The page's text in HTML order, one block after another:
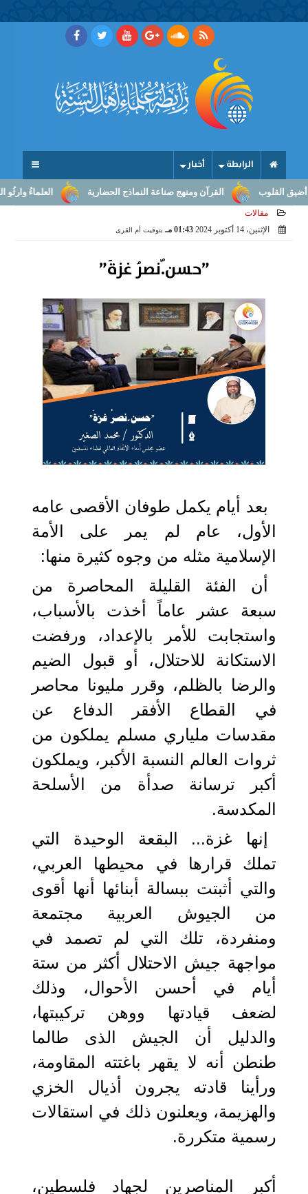
الرابطة أخبار
العلماءُ وارثُو النبوّة: القرآن ومنهج صناعة النماذج الحضارية
مقالات
الإثنين، 14 أكتوبر 2024
01:43 مـ بتوقيت أم القرى
”حسن.ٌنصرُ غزةَ”
بعد أيام يكمل طوفان الأقصى عامه
الأول، عام لم يمر على الأمة
الإسلامية مثله من وجوه كثيرة منها:
أن الفئة القليلة المحاصرة من
سبعة عشر عاماً أخذت بالأسباب،
واستجابت للأمر بالإعداد، ورفضت
الاستكانة للاحتلال، أو قبول الضيم
والرضا بالظلم، وقرر مليونا محاصر
في القطاع الأفقر الدفاع عن
مقدسات ملياري مسلم يملكون من
ثروات العالم النسبة الأكبر، ويملكون
أكبر ترسانة صدأة من الأسلحة
المكدسة.
إنها غزة... البقعة الوحيدة التي
تملك قرارها في محيطها العربي،
والتي أثبتت ببسالة أبنائها أنها أقوى
من الجيوش العربية مجتمعة
ومنفردة، تلك التي لم تصمد في
مواجهة جيش الاحتلال أكثر من ستة
أيام في أحسن الأحوال، وذلك
لضعف قيادتها ووهن تركيبتها،
والدليل أن الجيش الذى طالما
طنطن أنه لا يقهر باغتته المقاومة،
ورأينا قادته يجرون أذيال الخزي
والهزيمة، ويعلنون ذلك في استقالات
رسمية متكررة.
أكبر المناصرين لجهاد فلسطين،